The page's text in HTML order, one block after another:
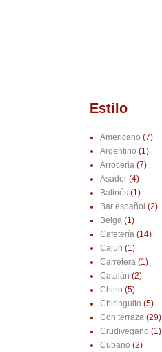
Estilo
Americano (7)
Argentino (1)
Arrocería (7)
Asador (4)
Balinés (1)
Bar español (2)
Belga (1)
Cafetería (14)
Cajun (1)
Carretera (1)
Catalán (2)
Chino (5)
Chiringuito (5)
Con terraza (29)
Crudivegano (1)
Cubano (2)